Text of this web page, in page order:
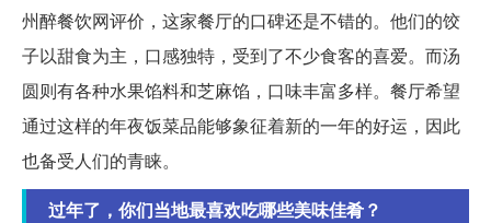
州醉餐饮网评价，这家餐厅的口碑还是不错的。他们的饺
子以甜食为主，口感独特，受到了不少食客的喜爱。而汤
圆则有各种水果馅料和芝麻馅，口味丰富多样。餐厅希望
通过这样的年夜饭菜品能够象征着新的一年的好运，因此
也备受人们的青睐。
过年了，你们当地最喜欢吃哪些美味佳肴？